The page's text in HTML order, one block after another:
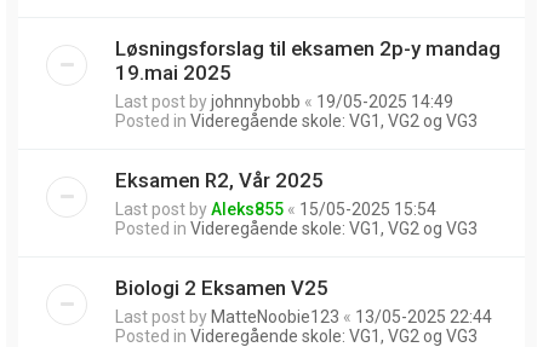
Løsningsforslag til eksamen 2p-y mandag
19.mai 2025
Last post byjohnnybobb « 19/05-2025 14:49
Posted in Videregående skole: VG1, VG2 og VG3
Eksamen R2, Vår 2025
Last post byAleks855 « 15/05-2025 15:54
Posted in Videregående skole: VG1, VG2 og VG3
Biologi 2 Eksamen V25
Last post by MatteNoobie123 « 13/05-2025 22:44
Posted in Videregående skole: VG1, VG2 og VG3